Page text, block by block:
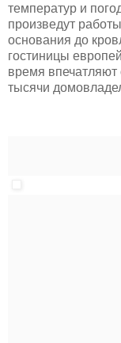
температур и
произведут
основания до
гостиницы
время
тысячи